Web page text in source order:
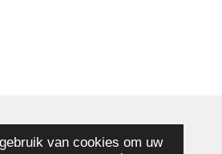
van cookies om uw
Houtbewerkingsmachines